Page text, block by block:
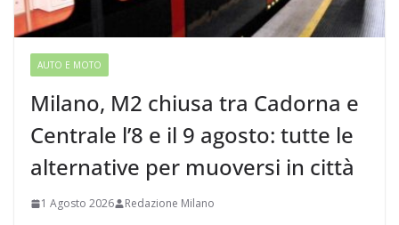
AUTO E MOTO
Milano, M2 chiusa tra Cadorna e
Centrale l’8 e il 9 agosto: tutte le
alternative per muoversi in città
1 Agosto 2026 Redazione Milano